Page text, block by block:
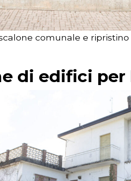
comunale e
di edifici per